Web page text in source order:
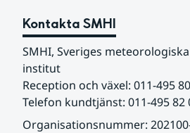
Kontakta SMHI
SMHI, Sveriges
institut
Reception och växel: 011-495
Telefon kundtjänst: 011-495 82
Organisationsnummer: